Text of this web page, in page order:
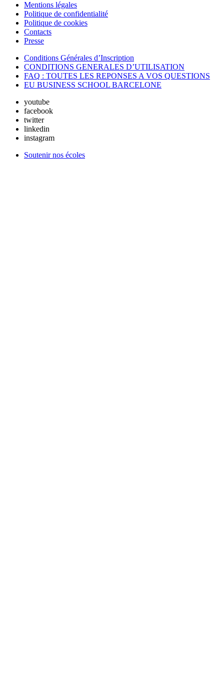
Mentions légales
Politique de confidentialité
Politique de cookies
Contacts
Presse
Conditions Générales d’Inscription
CONDITIONS GENERALES D’UTILISATION
FAQ : TOUTES LES REPONSES A VOS QUESTIONS
EU BUSINESS SCHOOL BARCELONE
youtube
facebook
twitter
linkedin
instagram
Soutenir nos écoles